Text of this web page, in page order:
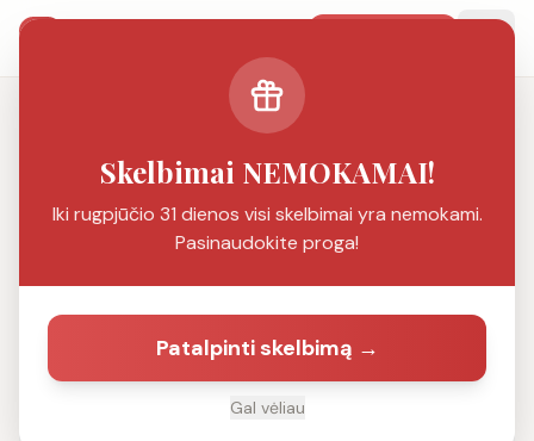
Filtrai
skelbimų
Skelbimai NEMOKAMAI!
Iki rugpjūčio 31 dienos visi skelbimai yra nemokami.
Pasinaudokite proga!
Patalpinti skelbimą →
Gal vėliau